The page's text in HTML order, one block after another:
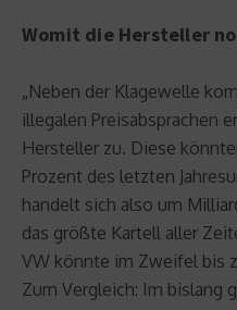
Womit die Hersteller
„Neben der Klagewelle
illegalen Preisabsprachen
Hersteller zu. Diese
Prozent des letzten
handelt sich also um
das größte Kartell aller
VW könnte im Zweifel bis
Zum Vergleich: Im bislang